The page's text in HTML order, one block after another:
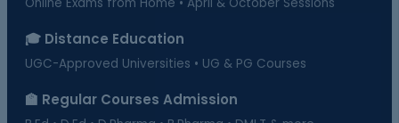
🎓 Distance Education
UGC-Approved Universities • UG & PG Courses
🏫 Regular Courses Admission